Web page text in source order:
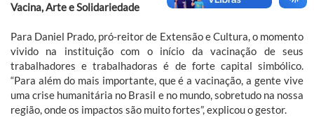
Vacina, Arte e Solidariedade
Para Daniel Prado, pró-reitor de Extensão e Cultura, o momento
vivido na instituição com o início da vacinação de seus
trabalhadores e trabalhadoras é de forte capital simbólico.
“Para além do mais importante, que é a vacinação, a gente vive
uma crise humanitária no Brasil e no mundo, sobretudo na nossa
região, onde os impactos são muito fortes”, explicou o gestor.